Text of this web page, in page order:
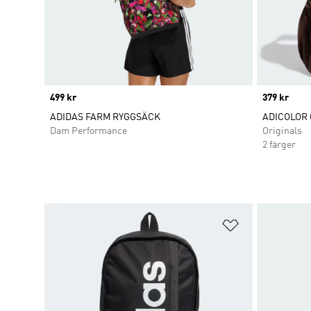
Price
499 kr
ADIDAS FARM RYGGSÄCK
Dam Performance
Price
379 kr
ADICOLOR
Originals
2 färger
Lägg till på